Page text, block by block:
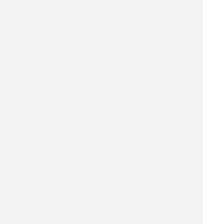
200 000 Wohnungen in den
Den Schaden durch
schätzen die Unternehmen auf
(54 %) muss seine
wegen des plötzlichen
der Unternehmen (23 %)
streichen.
„Das ist ein katastrophales